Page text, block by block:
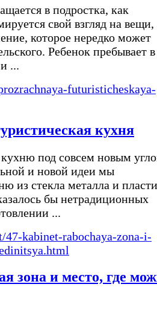
в подростка, как
свой взгляд на вещи,
которое нередко может
Ребенок пребывает в
...
кухня
кухню под совсем новым
и новой идеи мы
из стекла металла и
бы нетрадиционных
...
зона и место, где